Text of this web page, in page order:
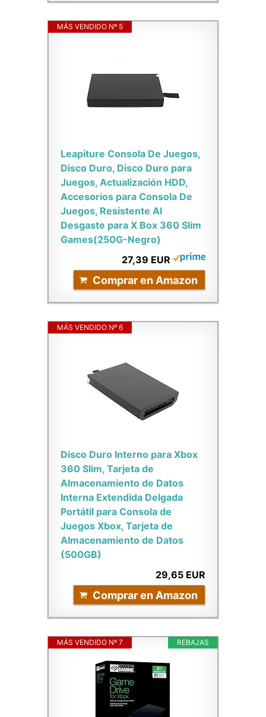
MÁS VENDIDO Nº 5
Leapiture Consola De Juegos,
Disco Duro, Disco Duro para
Juegos, Actualización HDD,
Accesorios para Consola De
Juegos, Resistente Al
Desgaste para X Box 360 Slim
Games(250G-Negro)
27,39 EUR
Comprar en Amazon
MÁS VENDIDO Nº 6
Disco Duro Interno para Xbox
360 Slim, Tarjeta de
Almacenamiento de Datos
Interna Extendida Delgada
Portátil para Consola de
Juegos Xbox, Tarjeta de
Almacenamiento de Datos
(500GB)
29,65 EUR
Comprar en Amazon
REBAJAS
MÁS VENDIDO Nº 7